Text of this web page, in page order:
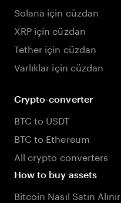
Solana için cüzdan
XRP için cüzdan
Tether için cüzdan
Varlıklar için cüzdan
Crypto-converter
BTC to USDT
BTC to Ethereum
All crypto converters
How to buy assets
Bitcoin Nasıl Satın Alınır